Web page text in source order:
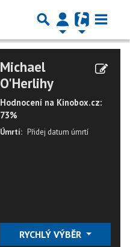
Michael
O'Herlihy
Hodnocení na Kinobox.cz:
73%
Úmrtí: Přidej datum úmrtí
RYCHLÝ VÝBĚR